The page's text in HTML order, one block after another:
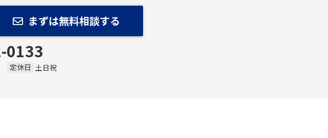
まずは無料相談する
0133
定休日 土日祝